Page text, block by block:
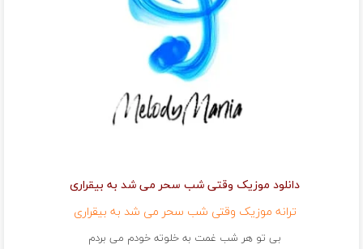
دانلود موزیک وقتی شب سحر می شد به بیقراری
ترانه موزیک وقتی شب سحر می شد به بیقراری
بی تو هر شب غمت به خلوته خودم می بردم